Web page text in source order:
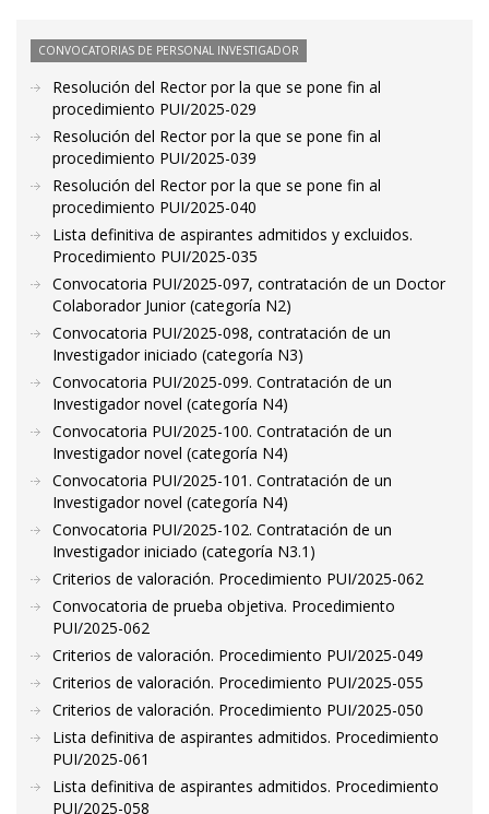
CONVOCATORIAS DE PERSONAL INVESTIGADOR
Resolución del Rector por la que se pone fin al
procedimiento PUI/2025-029
Resolución del Rector por la que se pone fin al
procedimiento PUI/2025-039
Resolución del Rector por la que se pone fin al
procedimiento PUI/2025-040
Lista definitiva de aspirantes admitidos y excluidos.
Procedimiento PUI/2025-035
Convocatoria PUI/2025-097, contratación de un Doctor
Colaborador Junior (categoría N2)
Convocatoria PUI/2025-098, contratación de un
Investigador iniciado (categoría N3)
Convocatoria PUI/2025-099. Contratación de un
Investigador novel (categoría N4)
Convocatoria PUI/2025-100. Contratación de un
Investigador novel (categoría N4)
Convocatoria PUI/2025-101. Contratación de un
Investigador novel (categoría N4)
Convocatoria PUI/2025-102. Contratación de un
Investigador iniciado (categoría N3.1)
Criterios de valoración. Procedimiento PUI/2025-062
Convocatoria de prueba objetiva. Procedimiento
PUI/2025-062
Criterios de valoración. Procedimiento PUI/2025-049
Criterios de valoración. Procedimiento PUI/2025-055
Criterios de valoración. Procedimiento PUI/2025-050
Lista definitiva de aspirantes admitidos. Procedimiento
PUI/2025-061
Lista definitiva de aspirantes admitidos. Procedimiento
PUI/2025-058